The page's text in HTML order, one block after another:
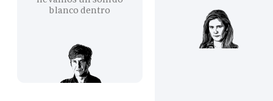
blanco dentro